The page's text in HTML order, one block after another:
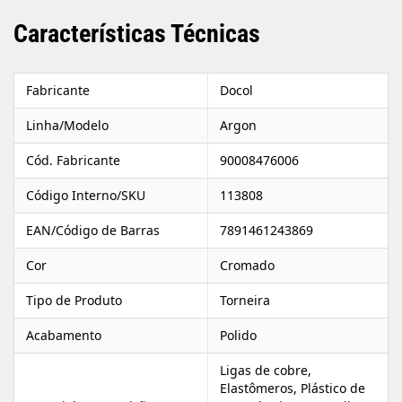
Características Técnicas
Fabricante Docol
Linha/Modelo Argon
Cód. Fabricante 90008476006
Código Interno/SKU 113808
EAN/Código de Barras 7891461243869
Cor Cromado
Tipo de Produto Torneira
Acabamento Polido
Ligas de cobre,
Elastômeros, Plástico de